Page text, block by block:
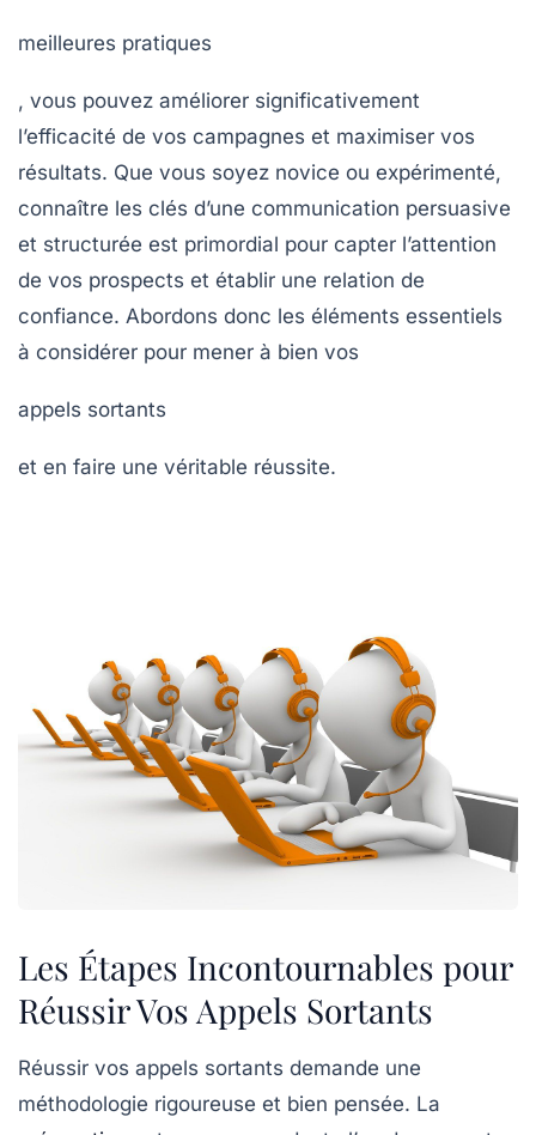
meilleures pratiques
, vous pouvez améliorer significativement
l’efficacité de vos campagnes et maximiser vos
résultats. Que vous soyez novice ou expérimenté,
connaître les clés d’une communication persuasive
et structurée est primordial pour capter l’attention
de vos prospects et établir une relation de
confiance. Abordons donc les éléments essentiels
à considérer pour mener à bien vos
appels sortants
et en faire une véritable réussite.
Les Étapes Incontournables pour
Réussir Vos Appels Sortants
Réussir vos appels sortants demande une
méthodologie rigoureuse et bien pensée. La